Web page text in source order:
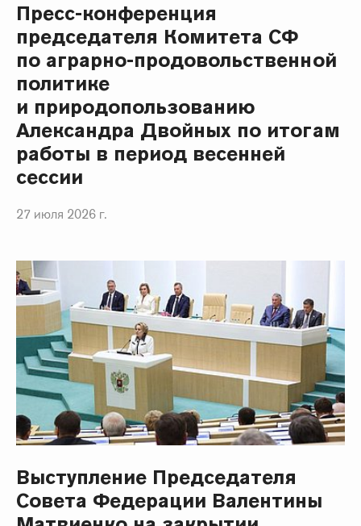
Пресс-конференция
председателя Комитета СФ
по аграрно-продовольственной
политике
и природопользованию
Александра Двойных по итогам
работы в период весенней
сессии
27 июля 2026 г.
Выступление Председателя
Совета Федерации Валентины